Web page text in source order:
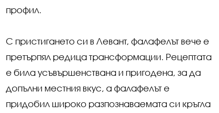
профил.
С пристигането си в Левант, фалафелът вече е
претърпял редица трансформации. Рецептата
е била усъвършенствана и пригодена, за да
допълни местния вкус, а фалафелът е
придобил широко разпознаваемата си кръгла